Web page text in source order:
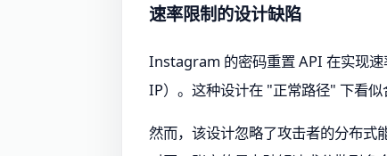
速率限制的设计缺陷
Instagram 的密码重置 API 在实现速
IP）。这种设计在 "正常路径" 下看
然而，该设计忽略了攻击者的分布式